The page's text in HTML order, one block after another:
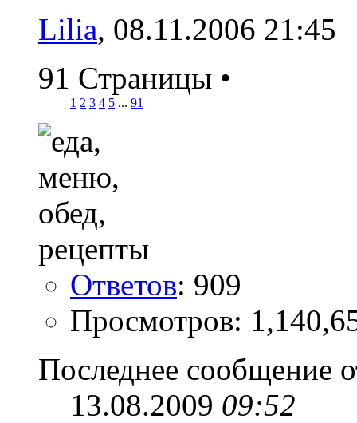
Lilia, 08.11.2006 21:45
91 Страницы •
1 2 3 4 5 ... 91
Ответов: 909
Просмотров:
Последнее сообщение
13.08.2009 09:52